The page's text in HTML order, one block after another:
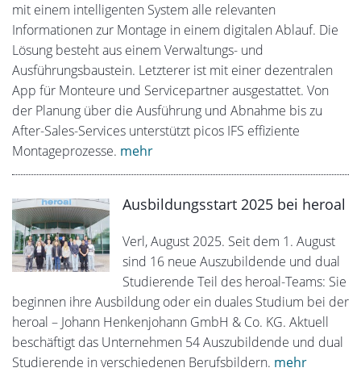
mit einem intelligenten System alle relevanten
Informationen zur Montage in einem digitalen Ablauf. Die
Lösung besteht aus einem Verwaltungs- und
Ausführungsbaustein. Letzterer ist mit einer dezentralen
App für Monteure und Servicepartner ausgestattet. Von
der Planung über die Ausführung und Abnahme bis zu
After-Sales-Services unterstützt picos IFS effiziente
Montageprozesse. mehr
Ausbildungsstart 2025 bei heroal
Verl, August 2025. Seit dem 1. August
sind 16 neue Auszubildende und dual
Studierende Teil des heroal-Teams: Sie
beginnen ihre Ausbildung oder ein duales Studium bei der
heroal – Johann Henkenjohann GmbH & Co. KG. Aktuell
beschäftigt das Unternehmen 54 Auszubildende und dual
Studierende in verschiedenen Berufsbildern. mehr